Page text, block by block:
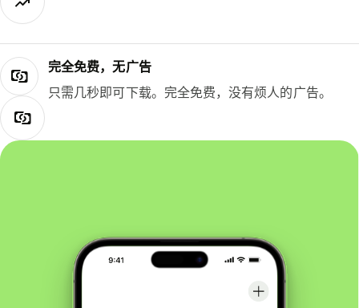
完全免费，无广告
只需几秒即可下载。完全免费，没有烦人的广告。